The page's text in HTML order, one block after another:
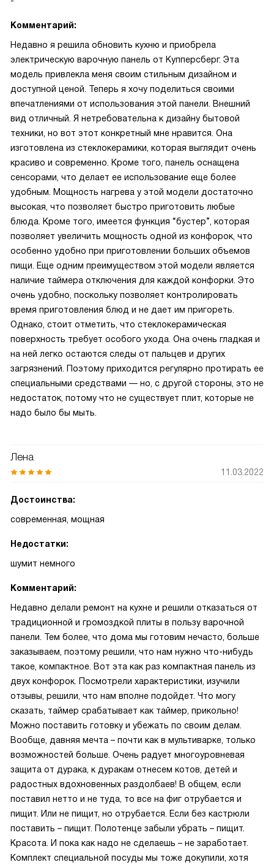
Комментарий:
Недавно я решила обновить кухню и приобрела
электрическую варочную панель от Купперсберг. Эта
модель привлекла меня своим стильным дизайном и
доступной ценой. Теперь я хочу поделиться своими
впечатлениями от использования этой панели. Внешний
вид отличный. Я нетребовательна к дизайну бытовой
техники, но вот этот конкретный мне нравится. Она
изготовлена из стеклокерамики, которая выглядит очень
красиво и современно. Кроме того, панель оснащена
сенсорами, что делает ее использование еще более
удобным. Мощность нагрева у этой модели достаточно
высокая, что позволяет быстро приготовить любые
блюда. Кроме того, имеется функция “бустер”, которая
позволяет увеличить мощность одной из конфорок, что
особенно удобно при приготовлении больших объемов
пищи. Еще одним преимуществом этой модели является
наличие таймера отключения для каждой конфорки. Это
очень удобно, поскольку позволяет контролировать
время приготовления блюд и не дает им пригореть.
Однако, стоит отметить, что стеклокерамическая
поверхность требует особого ухода. Она очень гладкая и
на ней легко остаются следы от пальцев и других
загрязнений. Поэтому приходится регулярно протирать ее
специальными средствами — но, с другой стороны, это не
недостаток, потому что не существует плит, которые не
надо было бы мыть.
Лена
11.03.2022
Достоинства:
современная, мощная
Недостатки:
шумит немного
Комментарий:
Недавно делали ремонт на кухне и решили отказаться от
традиционной и громоздкой плиты в пользу варочной
панели. Тем более, что дома мы готовим нечасто, больше
заказываем, поэтому решили, что нам нужно что-нибудь
такое, компактное. Вот эта как раз компактная панель из
двух конфорок. Посмотрели характеристики, изучили
отзывы, решили, что нам вполне подойдет. Что могу
сказать, таймер срабатывает как таймер, прикольно!
Можно поставить готовку и убежать по своим делам.
Вообще, давняя мечта – почти как в мультиварке, только
возможностей больше. Очень радует многоуровневая
защита от дурака, к дуракам отнесем котов, детей и
радостных вдохновенных раздолбаев! В общем, если
поставил нетто и не туда, то все на фиг отрубается и
пищит. Или не пищит, но отрубается. Если без кастрюли
поставить – пищит. Полотенце забыли убрать – пищит.
Красота. И пока как надо не сделаешь – не заработает.
Комплект специальной посуды мы тоже докупили, хотя